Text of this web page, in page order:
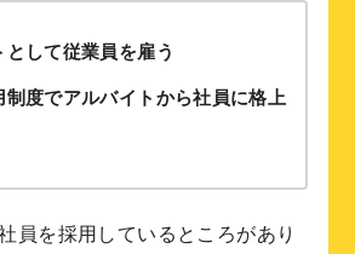
として従業員を雇う
制度でアルバイトから社員に格上
員を採用しているところがあり